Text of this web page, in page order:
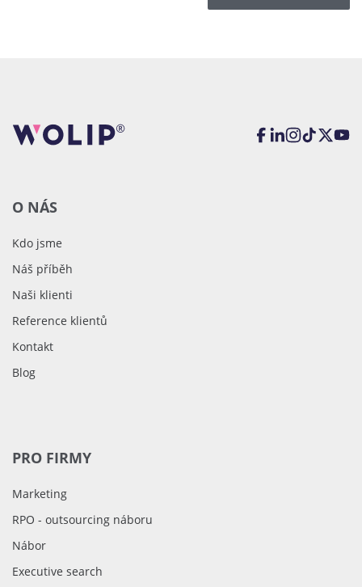
O NÁS
Kdo jsme
Náš příběh
Naši klienti
Reference klientů
Kontakt
Blog
PRO FIRMY
Marketing
RPO - outsourcing náboru
Nábor
Executive search